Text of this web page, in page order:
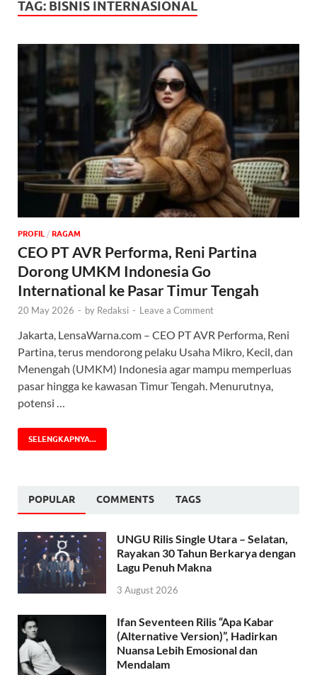
TAG: BISNIS INTERNASIONAL
PROFIL / ‎RAGAM
CEO PT AVR Performa, Reni Partina
Dorong UMKM Indonesia Go
International ke Pasar Timur Tengah
20 May 2026 - by Redaksi - Leave a Comment
Jakarta, LensaWarna.com – CEO PT AVR Performa, Reni
Partina, terus mendorong pelaku Usaha Mikro, Kecil, dan
Menengah (UMKM) Indonesia agar mampu memperluas
pasar hingga ke kawasan Timur Tengah. Menurutnya,
potensi …
SELENGKAPNYA...
POPULAR COMMENTS TAGS
UNGU Rilis Single Utara – Selatan,
Rayakan 30 Tahun Berkarya dengan
Lagu Penuh Makna
3 August 2026
Ifan Seventeen Rilis “Apa Kabar
(Alternative Version)”, Hadirkan
Nuansa Lebih Emosional dan
Mendalam